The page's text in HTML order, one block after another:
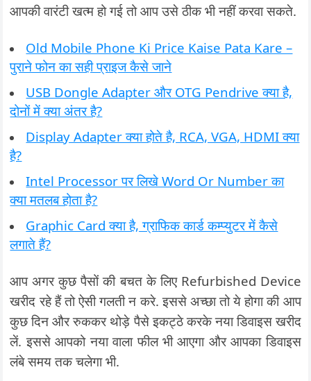
आपकी वारंटी खत्म हो गई तो आप उसे ठीक भी नहीं करवा सकते.
Old Mobile Phone Ki Price Kaise Pata Kare –
पुराने फोन का सही प्राइज कैसे जाने
USB Dongle Adapter और OTG Pendrive क्या है,
दोनों में क्या अंतर है?
Display Adapter क्या होते है, RCA, VGA, HDMI क्या
है?
Intel Processor पर लिखे Word Or Number का
क्या मतलब होता है?
Graphic Card क्या है, ग्राफिक कार्ड कम्प्युटर में कैसे
लगाते हैं?
आप अगर कुछ पैसों की बचत के लिए Refurbished Device
खरीद रहे हैं तो ऐसी गलती न करे. इससे अच्छा तो ये होगा की आप
कुछ दिन और रुककर थोड़े पैसे इकट्ठे करके नया डिवाइस खरीद
लें. इससे आपको नया वाला फील भी आएगा और आपका डिवाइस
लंबे समय तक चलेगा भी.